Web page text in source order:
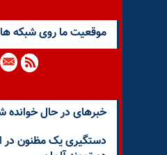
موقعيت ما روى شبكه
خبرهای در حال خوانده
دستگیری یک مظنون در